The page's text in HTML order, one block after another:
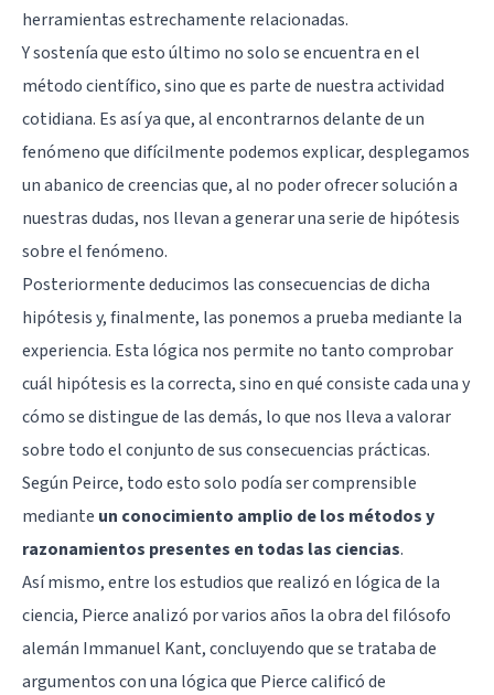
herramientas estrechamente relacionadas.
Y sostenía que esto último no solo se encuentra en el
método científico, sino que es parte de nuestra actividad
cotidiana. Es así ya que, al encontrarnos delante de un
fenómeno que difícilmente podemos explicar, desplegamos
un abanico de creencias que, al no poder ofrecer solución a
nuestras dudas, nos llevan a generar una serie de hipótesis
sobre el fenómeno.
Posteriormente deducimos las consecuencias de dicha
hipótesis y, finalmente, las ponemos a prueba mediante la
experiencia. Esta lógica nos permite no tanto comprobar
cuál hipótesis es la correcta, sino en qué consiste cada una y
cómo se distingue de las demás, lo que nos lleva a valorar
sobre todo el conjunto de sus consecuencias prácticas.
Según Peirce, todo esto solo podía ser comprensible
mediante un conocimiento amplio de los métodos y
razonamientos presentes en todas las ciencias.
Así mismo, entre los estudios que realizó en lógica de la
ciencia, Pierce analizó por varios años la obra del filósofo
alemán Immanuel Kant, concluyendo que se trataba de
argumentos con una lógica que Pierce calificó de